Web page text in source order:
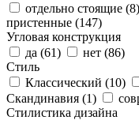
отдельно стоящие (8)
пристенные (147)
Угловая конструкция
да (61) нет (86)
Стиль
Классический (10)
Скандинавия (1)
Стилистика дизайна